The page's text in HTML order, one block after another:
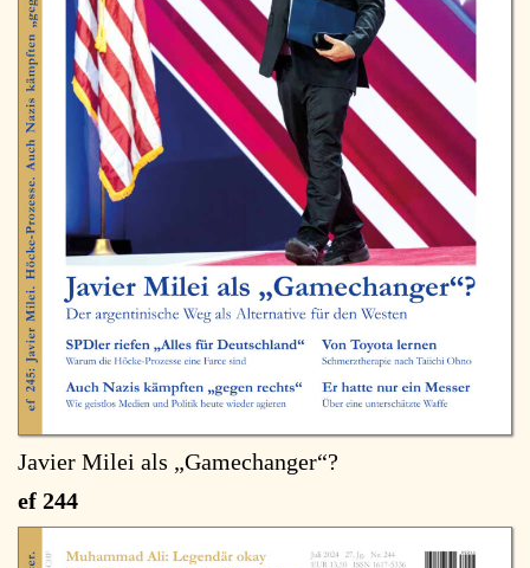
Javier Milei als „Gamechanger“?
ef 244